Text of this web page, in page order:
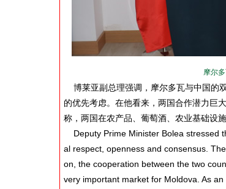
摩尔
博莱亚副总理强调，摩尔多瓦与中国的
的优先考虑。在他看来，两国合作潜力巨
称，两国在农产品、葡萄酒、农业基础设
Deputy Prime Minister Bolea stressed
al respect, openness and consensus.
on, the cooperation between the two
very important market for Moldova. As